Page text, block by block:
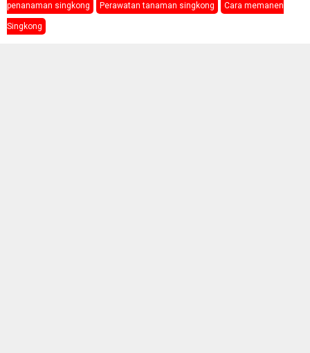
penanaman singkong Perawatan tanaman singkong Cara memanen
Singkong